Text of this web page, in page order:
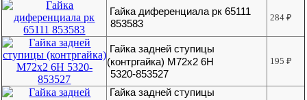
Гайка диференциала рк 65111
853583
284₽
Гайка задней ступицы
(контргайка) М72х2 6Н
5320-853527
195₽
Гайка задней ступицы